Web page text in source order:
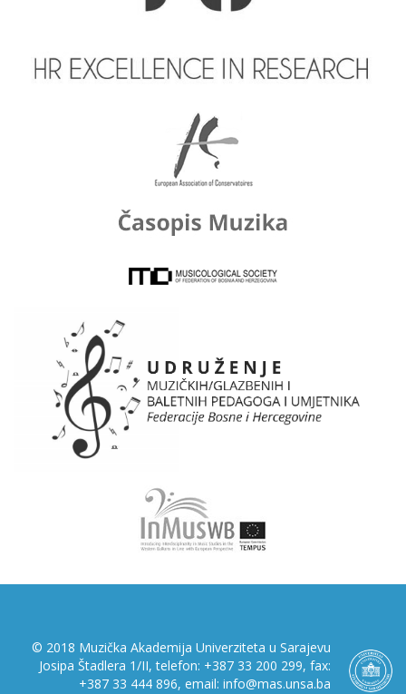
© 2018 Muzička Akademija Univerziteta u Sarajevu
Josipa Štadlera 1/II, telefon: +387 33 200 299, fax:
+387 33 444 896, email: info@mas.unsa.ba